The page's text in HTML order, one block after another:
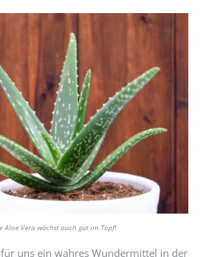
Aloe Vera wächst auch gut im Topf!
für uns ein wahres Wundermittel in der